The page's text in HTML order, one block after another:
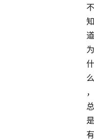
不
知
道
为
什
么
，
总
是
有